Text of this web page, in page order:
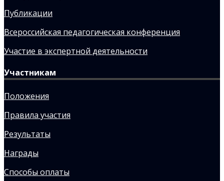
Публикации
Всероссийская педагогическая конференция
Участие в экспертной деятельности
Участникам
Положения
Правила участия
Результаты
Награды
Способы оплаты